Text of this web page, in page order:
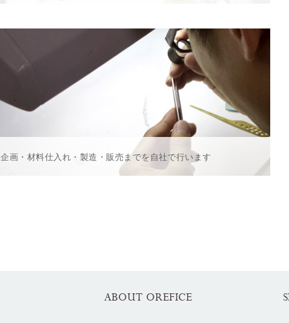
企画・材料仕入れ・製造・販売までを自社で行います
ABOUT OREFICE